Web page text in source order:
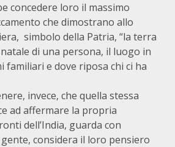
concedere loro il massimo
che dimostrano allo
simbolo della Patria, “la terra
di una persona, il luogo in
familiari e dove riposa chi ci ha
invece, che quella stessa
ad affermare la propria
dell’India, guarda con
considera il loro pensiero